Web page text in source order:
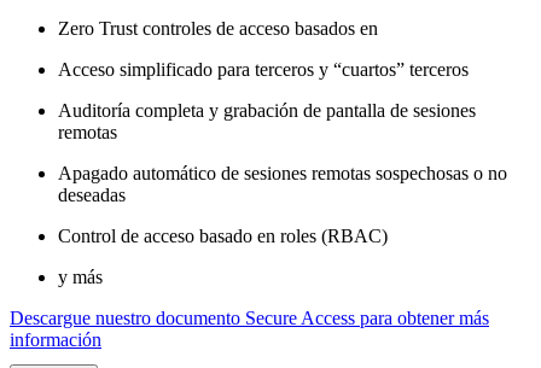
Zero Trust controles de acceso basados en
Acceso simplificado para terceros y “cuartos” terceros
Auditoría completa y grabación de pantalla de sesiones
remotas
Apagado automático de sesiones remotas sospechosas o no
deseadas
Control de acceso basado en roles (RBAC)
y más
Descargue nuestro documento Secure Access para obtener más
información